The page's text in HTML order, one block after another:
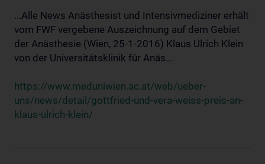
...Alle News Anästhesist und Intensivmediziner erhält
vom FWF vergebene Auszeichnung auf dem Gebiet
der Anästhesie (Wien, 25-1-2016) Klaus Ulrich Klein
von der Universitätsklinik für Anäs...
https://www.meduniwien.ac.at/web/ueber-
uns/news/detail/gottfried-und-vera-weiss-preis-an-
klaus-ulrich-klein/